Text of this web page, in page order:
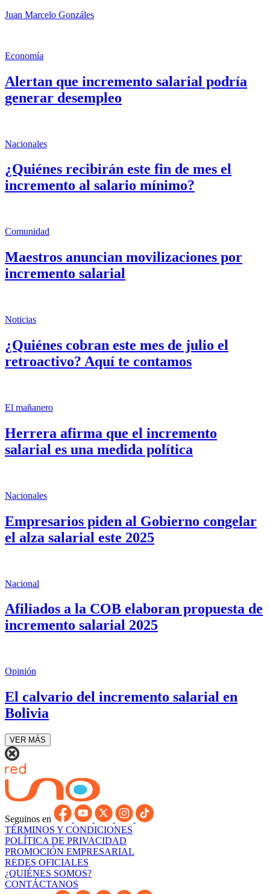
Juan Marcelo Gonzáles
Economía
Alertan que incremento salarial podría
generar desempleo
Nacionales
¿Quiénes recibirán este fin de mes el
incremento al salario mínimo?
Comunidad
Maestros anuncian movilizaciones por
incremento salarial
Noticias
¿Quiénes cobran este mes de julio el
retroactivo? Aquí te contamos
El mañanero
Herrera afirma que el incremento
salarial es una medida política
Nacionales
Empresarios piden al Gobierno congelar
el alza salarial este 2025
Nacional
Afiliados a la COB elaboran propuesta de
incremento salarial 2025
Opinión
El calvario del incremento salarial en
Bolivia
VER MÁS
Seguinos en
TÉRMINOS Y CONDICIONES
POLÍTICA DE PRIVACIDAD
PROMOCIÓN EMPRESARIAL
REDES OFICIALES
¿QUIÉNES SOMOS?
CONTÁCTANOS